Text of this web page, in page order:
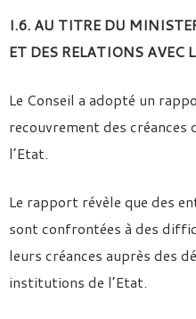
I.6. AU TITRE DU
ET DES RELATIONS AVEC
Le Conseil a adopté un
recouvrement des créances
l’Etat.
Le rapport révèle que des
sont confrontées à des
leurs créances auprès des
institutions de l’Etat.